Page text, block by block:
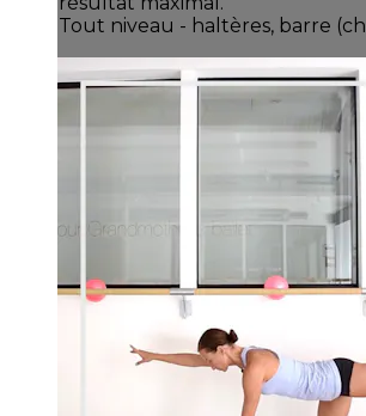
Tout niveau - haltères, barre